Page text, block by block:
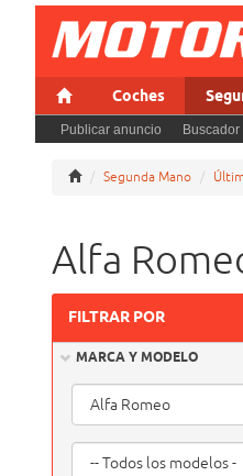
Coches
Publicar anuncio
Segunda Mano
Alfa
FILTRAR POR
MARCA Y MODELO